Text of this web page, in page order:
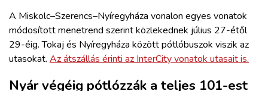
A Miskolc–Szerencs–Nyíregyháza vonalon egyes vonatok
módosított menetrend szerint közlekednek július 27-étől
29-éig. Tokaj és Nyíregyháza között pótlóbuszok viszik az
utasokat. Az átszállás érinti az InterCity vonatok utasait is.
Nyár végéig pótlózzák a teljes 101-est